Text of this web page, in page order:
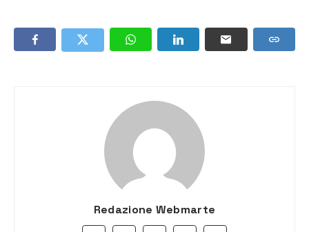
Redazione Webmarte